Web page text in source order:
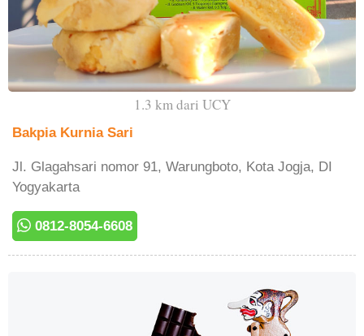
1.3 km dari UCY
Bakpia Kurnia Sari
Jl. Glagahsari nomor 91, Warungboto, Kota Jogja, DI
Yogyakarta
0812-8054-6608